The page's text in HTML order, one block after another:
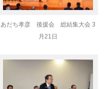
あだち孝彦 後援会 総結集大会 3
月21日